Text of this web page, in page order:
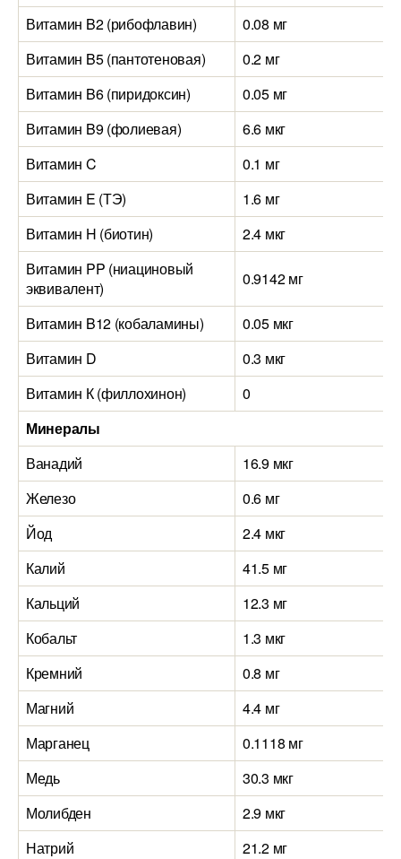
Витамин B2 (рибофлавин)
0.08 мг
Витамин B5 (пантотеновая)
0.2 мг
Витамин B6 (пиридоксин)
0.05 мг
Витамин B9 (фолиевая)
6.6 мкг
Витамин C
0.1 мг
Витамин E (ТЭ)
1.6 мг
Витамин H (биотин)
2.4 мкг
Витамин PP (ниациновый
эквивалент)
0.9142 мг
Витамин B12 (кобаламины)
0.05 мкг
Витамин D
0.3 мкг
Витамин К (филлохинон)
0
Минералы
Ванадий
16.9 мкг
Железо
0.6 мг
Йод
2.4 мкг
Калий
41.5 мг
Кальций
12.3 мг
Кобальт
1.3 мкг
Кремний
0.8 мг
Магний
4.4 мг
Марганец
0.1118 мг
Медь
30.3 мкг
Молибден
2.9 мкг
Натрий
21.2 мг